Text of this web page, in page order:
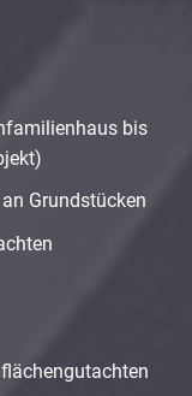
bis
Grundstücken